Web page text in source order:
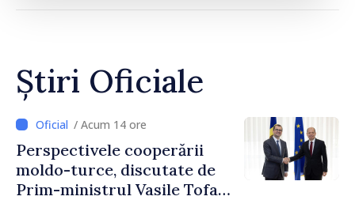
Știri Oficiale
/ Acum 14 ore
Perspectivele cooperării
moldo-turce, discutate de
Prim-ministrul Vasile Tofan